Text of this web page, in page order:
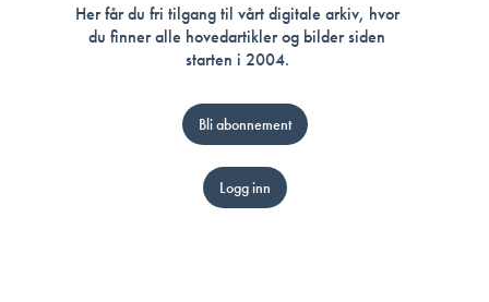
Her får du fri tilgang til vårt digitale arkiv, hvor
du finner alle hovedartikler og bilder siden
starten i 2004.
Bli abonnement
Logg inn